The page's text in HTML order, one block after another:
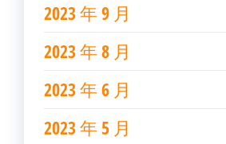
2023 年 9 月
2023 年 8 月
2023 年 6 月
2023 年 5 月